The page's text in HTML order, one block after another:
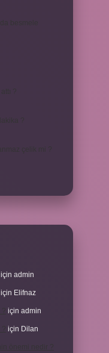
için admin
için Elifnaz
için admin
için Dilan